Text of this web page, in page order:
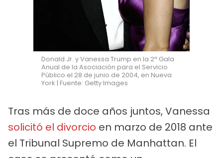
Donald Jr. y Vanessa Trump en la 2ª Gala
Anual de la Asociación para el Servicio
Público el 28 de junio de 2004, en Nueva
York | Fuente: Getty Images
Tras más de doce años juntos, Vanessa
solicitó el divorcio en marzo de 2018 ante
el Tribunal Supremo de Manhattan. El